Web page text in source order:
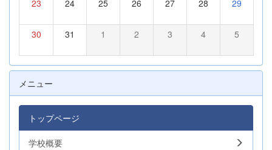
23 24 25 26 27 28 29
30 31 1 2 3 4 5
メニュー
トップページ
学校概要